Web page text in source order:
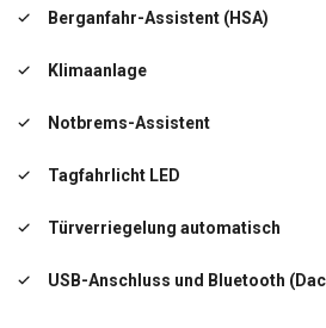
Berganfahr-Assistent (HSA)
Klimaanlage
Notbrems-Assistent
Tagfahrlicht LED
Türverriegelung automatisch
USB-Anschluss und Bluetooth